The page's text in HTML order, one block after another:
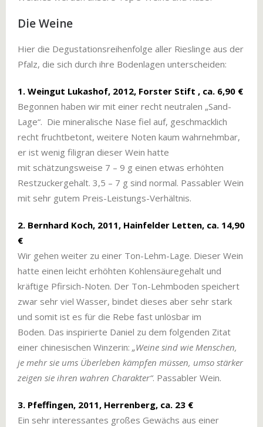
Die Weine
Hier die Degustationsreihenfolge aller Rieslinge aus der
Pfalz, die sich durch ihre Bodenlagen unterscheiden:
1. Weingut Lukashof, 2012, Forster Stift , ca. 6,90 €
Begonnen haben wir mit einer recht neutralen „Sand-
Lage“. Die mineralische Nase fiel auf, geschmacklich
recht fruchtbetont, weitere Noten kaum wahrnehmbar,
er ist wenig filigran dieser Wein hatte
mit schätzungsweise 7 – 9 g einen etwas erhöhten
Restzuckergehalt. 3,5 – 7 g sind normal. Passabler Wein
mit sehr gutem Preis-Leistungs-Verhältnis.
2. Bernhard Koch, 2011, Hainfelder Letten, ca. 14,90
€
Wir gehen weiter zu einer Ton-Lehm-Lage. Dieser Wein
hatte einen leicht erhöhten Kohlensäuregehalt und
kräftige Pfirsich-Noten. Der Ton-Lehmboden speichert
zwar sehr viel Wasser, bindet dieses aber sehr stark
und somit ist es für die Rebe fast unlösbar im
Boden. Das inspirierte Daniel zu dem folgenden Zitat
einer chinesischen Winzerin: „Weine sind wie Menschen,
je mehr sie ums Überleben kämpfen müssen, umso stärker
zeigen sie ihren wahren Charakter“. Passabler Wein.
3. Pfeffingen, 2011, Herrenberg, ca. 23 €
Ein sehr interessantes großes Gewächs aus einer